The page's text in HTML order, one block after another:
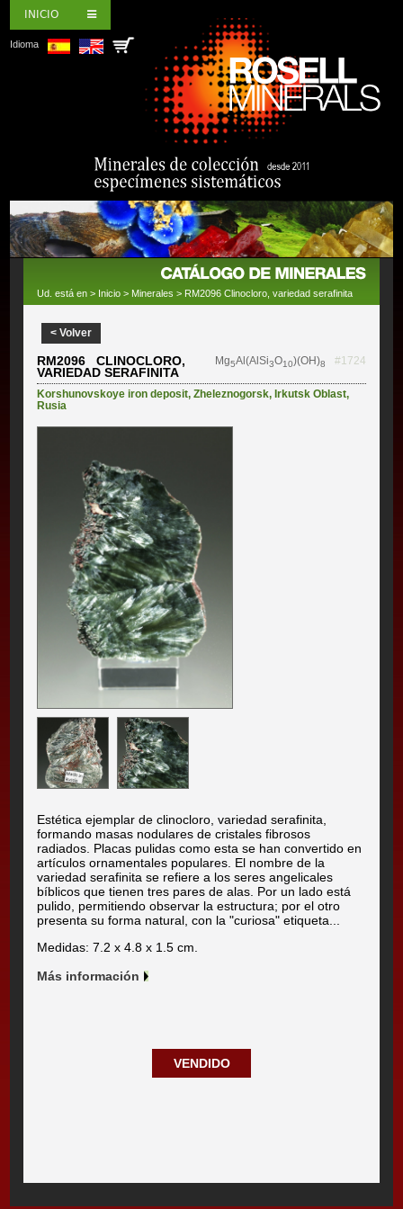
INICIO
Idioma
Ud. está en > Inicio > Minerales > RM2096 Clinocloro, variedad serafinita
< Volver
RM2096 CLINOCLORO,
VARIEDAD SERAFINITA
Mg5Al(AlSi3O10)(OH)8 #1724
Korshunovskoye iron deposit,Zheleznogorsk, Irkutsk Oblast,
Rusia
Estética ejemplar de clinocloro, variedad serafinita,
formando masas nodulares de cristales fibrosos
radiados. Placas pulidas como esta se han convertido en
artículos ornamentales populares. El nombre de la
variedad serafinita se refiere a los seres angelicales
bíblicos que tienen tres pares de alas. Por un lado está
pulido, permitiendo observar la estructura; por el otro
presenta su forma natural, con la "curiosa" etiqueta...
Medidas: 7.2 x 4.8 x 1.5 cm.
Más información
VENDIDO